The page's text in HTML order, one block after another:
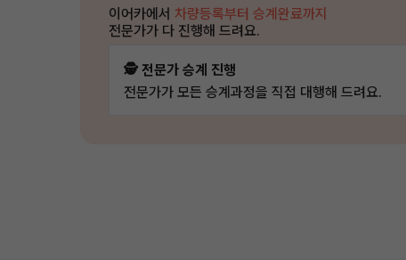
이어카에서 차량등록부터 승계완료까지
전문가가 다 진행해 드려요.
🕵️ 전문가 승계 진행
전문가가 모든 승계과정을 직접 대행해 드려요.